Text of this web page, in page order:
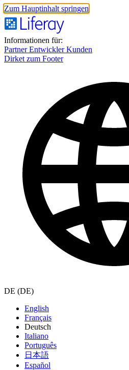
Zum Hauptinhalt springen
Informationen für:
PartnerEntwicklerKunden
Dirket zum Footer
DE (DE)
English
Français
Deutsch
Italiano
Português
日本語
Español